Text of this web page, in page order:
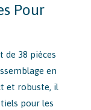
Pour
de 38 pièces
en
et robuste, il
pour les